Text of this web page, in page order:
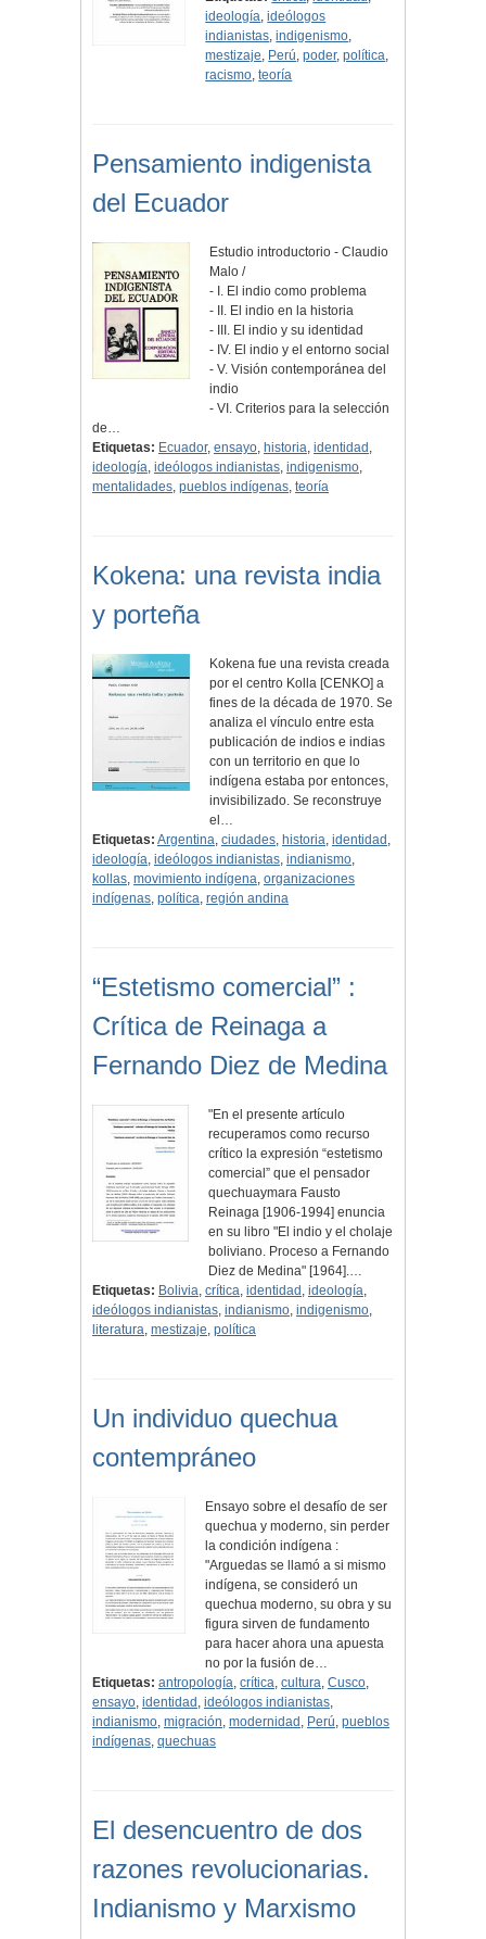
ideología,ideólogos
indianistas,indigenismo,
mestizaje, Perú,poder,política,
racismo,teoría
Pensamiento indigenista
del Ecuador
Estudio introductorio - Claudio
Malo /
- I. El indio como problema
- II. El indio en la historia
- III. El indio y su identidad
- IV. El indio y el entorno social
- V. Visión contemporánea del
indio
- VI. Criterios para la selección
de…
Etiquetas: Ecuador, ensayo, historia, identidad ,
ideología, ideólogos indianistas, indigenismo,
mentalidades, pueblos indígenas, teoría
Kokena: una revista india
y porteña
Kokena fue una revista creada
por el centro Kolla [CENKO] a
fines de la década de 1970. Se
analiza el vínculo entre esta
publicación de indios e indias
con un territorio en que lo
indígena estaba por entonces,
invisibilizado. Se reconstruye
el…
Etiquetas: Argentina, ciudades, historia, identidad ,
ideología, ideólogos indianistas, indianismo,
kollas, movimiento indígena, organizaciones
indígenas, política, región andina
“Estetismo comercial” :
Crítica de Reinaga a
Fernando Diez de Medina
"En el presente artículo
recuperamos como recurso
crítico la expresión “estetismo
comercial” que el pensador
quechuaymara Fausto
Reinaga [1906-1994] enuncia
en su libro "El indio y el cholaje
boliviano. Proceso a Fernando
Diez de Medina" [1964].…
Etiquetas: Bolivia, crítica, identidad , ideología,
ideólogos indianistas, indianismo, indigenismo,
literatura, mestizaje, política
Un individuo quechua
contempráneo
Ensayo sobre el desafío de ser
quechua y moderno, sin perder
la condición indígena :
"Arguedas se llamó a si mismo
indígena, se consideró un
quechua moderno, su obra y su
figura sirven de fundamento
para hacer ahora una apuesta
no por la fusión de…
Etiquetas: antropología, crítica, cultura, Cusco,
ensayo, identidad , ideólogos indianistas,
indianismo, migración, modernidad , Perú, pueblos
indígenas, quechuas
El desencuentro de dos
razones revolucionarias.
Indianismo y Marxismo